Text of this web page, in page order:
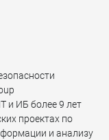
и ИБ более 9 лет
проектах по
и анализу